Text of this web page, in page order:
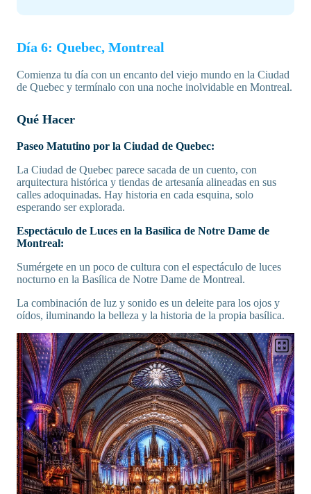
Día 6: Quebec, Montreal
Comienza tu día con un encanto del viejo mundo en la Ciudad
de Quebec y termínalo con una noche inolvidable en Montreal.
Qué Hacer
Paseo Matutino por la Ciudad de Quebec:
La Ciudad de Quebec parece sacada de un cuento, con
arquitectura histórica y tiendas de artesanía alineadas en sus
calles adoquinadas. Hay historia en cada esquina, solo
esperando ser explorada.
Espectáculo de Luces en la Basílica de Notre Dame de
Montreal:
Sumérgete en un poco de cultura con el espectáculo de luces
nocturno en la Basílica de Notre Dame de Montreal.
La combinación de luz y sonido es un deleite para los ojos y
oídos, iluminando la belleza y la historia de la propia basílica.